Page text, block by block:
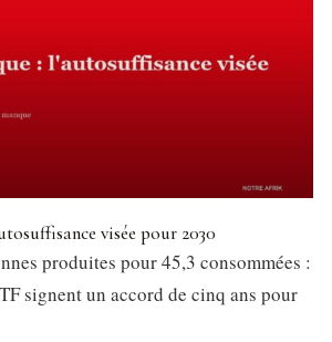
visée pour 2030
produites pour 45,3 consommées :
signent un accord de cinq ans pour